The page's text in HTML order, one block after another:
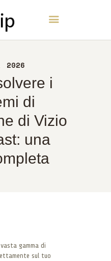
2026
i
di
di Vizio
una
gamma di
sul tuo